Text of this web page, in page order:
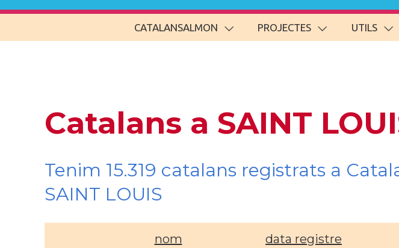
CATALANSALMON PROJECTES UTILS
Catalans a SAINT
Tenim 15.319 catalans registrats a
SAINT LOUIS
nom data registre